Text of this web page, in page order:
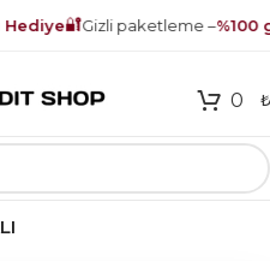
🔐Gizli paketleme –%100
0 ₺